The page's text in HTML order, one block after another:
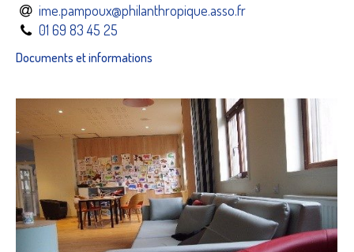
ime.pampoux@philanthropique.asso.fr
01 69 83 45 25
Documents et informations